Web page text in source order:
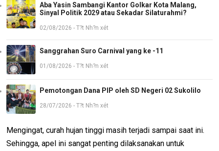
Aba Yasin Sambangi Kantor Golkar Kota Malang,
Sinyal Politik 2029 atau Sekadar Silaturahmi?
02/08/2026 - T?t Nh?n xét
Sanggrahan Suro Carnival yang ke -11
01/08/2026 - T?t Nh?n xét
Pemotongan Dana PIP oleh SD Negeri 02 Sukolilo
28/07/2026 - T?t Nh?n xét
Mengingat, curah hujan tinggi masih terjadi sampai saat ini.
Sehingga, apel ini sangat penting dilaksanakan untuk